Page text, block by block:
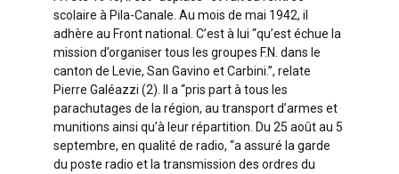
scolaire à Pila-Canale. Au mois de mai 1942, il
adhère au Front national. C’est à lui “qu’est échue la
mission d’organiser tous les groupes F.N. dans le
canton de Levie, San Gavino et Carbini.”, relate
Pierre Galéazzi (2). Il a “pris part à tous les
parachutages de la région, au transport d’armes et
munitions ainsi qu’à leur répartition. Du 25 août au 5
septembre, en qualité de radio, “a assuré la garde
du poste radio et la transmission des ordres du